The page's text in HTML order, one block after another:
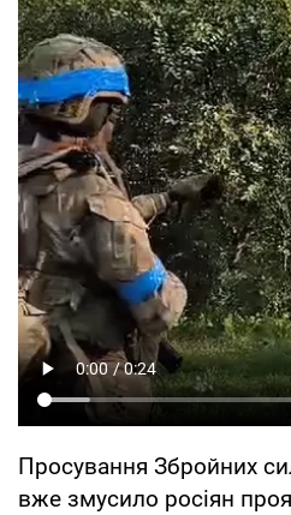
Просування Збройних
вже змусило росіян